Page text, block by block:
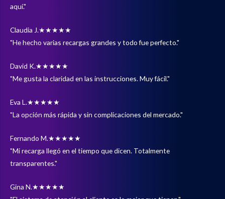
aquí."
Claudia J.★★★★★
"He hecho varias recargas grandes y todo fue perfecto."
David K.★★★★★
"Me gusta la claridad en las instrucciones. Muy fácil."
Eva L.★★★★★
"La opción más rápida y sin complicaciones del mercado."
Fernando M.★★★★★
"Mi recarga llegó en el tiempo que dicen. Totalmente
transparentes."
Gina N.★★★★★